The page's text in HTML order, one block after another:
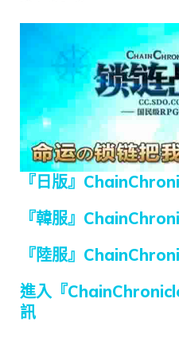
『日版』
『韓服』
『陸服』
進入『
訊